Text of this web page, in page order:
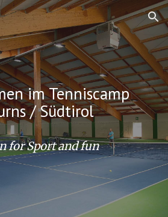
Skip to navigation
im Tenniscamp
/ Südtirol
for Sport and fun